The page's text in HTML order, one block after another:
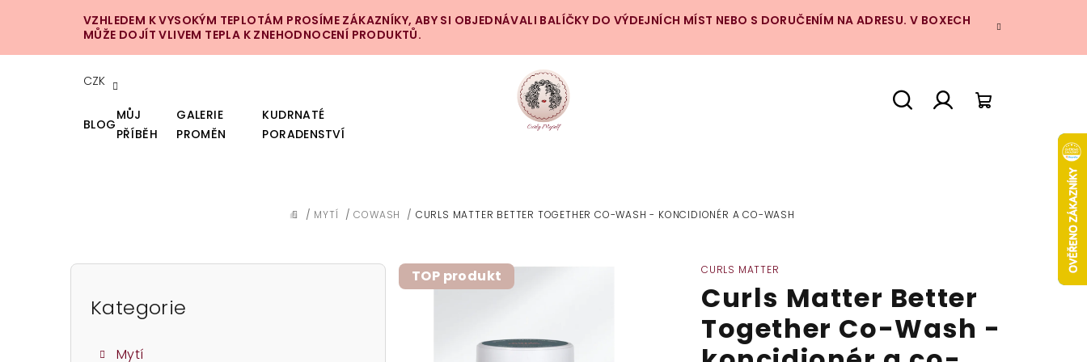
VZHLEDEM K VYSOKÝM TEPLOTÁM PROSÍME ZÁKAZNÍKY, ABY SI OBJEDNÁVALI BALÍČKY DO VÝDEJNÍCH MÍST NEBO S DORUČENÍM NA ADRESU. V BOXECH
MŮŽE DOJÍT VLIVEM TEPLA K ZNEHODNOCENÍ PRODUKTŮ.
CZK
BLOG
MŮJ
PŘÍBĚH
GALERIE
PROMĚN
KUDRNATÉ
PORADENSTVÍ
DOMŮ
/ MYTÍ / COWASH / CURLS MATTER BETTER TOGETHER CO-WASH - KONCIDIONÉR A CO-WASH
P
Přeskočit
kategorie
Kategorie
Mytí
CURLS MATTER
Curls Matter Better
Together Co-Wash -
TOP produkt